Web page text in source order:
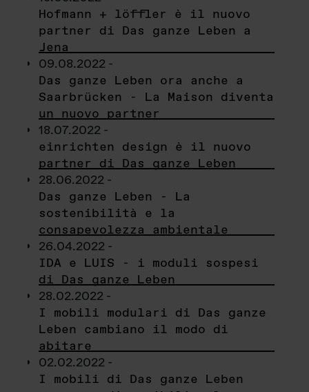
Hofmann + löffler è il nuovo
partner di Das ganze Leben a
Jena
09.08.2022 -
Das ganze Leben ora anche a
Saarbrücken - La Maison diventa
un nuovo partner
18.07.2022 -
einrichten design è il nuovo
partner di Das ganze Leben
28.06.2022 -
Das ganze Leben - La
sostenibilità e la
consapevolezza ambientale
26.04.2022 -
IDA e LUIS - i moduli sospesi
di Das ganze Leben
28.02.2022 -
I mobili modulari di Das ganze
Leben cambiano il modo di
abitare
02.02.2022 -
I mobili di Das ganze Leben